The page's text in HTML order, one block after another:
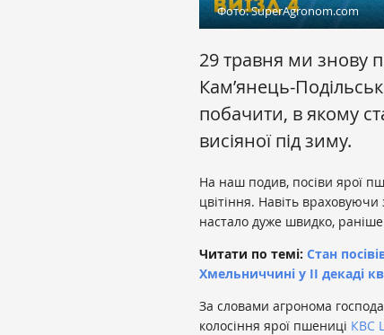
Фото: SuperAgronom.com
29 травня ми знову
Кам’янець-
побачити, в якому
висіяної під зиму.
На наш подив, посіви ярої
цвітіння. Навіть
настало дуже швидко, раніше
Читати по темі: Стан
Хмельниччині у ІІ декаді
За словами агронома
колосіння ярої пшениці КВС